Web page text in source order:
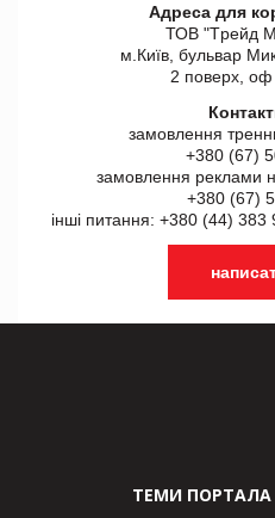
Адреса для
ТОВ "Tрейд
м.Київ, бульвар
2 поверх,
замовлення
+380 (67)
замовлення реклами
+380 (67)
інші питання: +380 (44)
ТЕМИ ПОРТАЛА